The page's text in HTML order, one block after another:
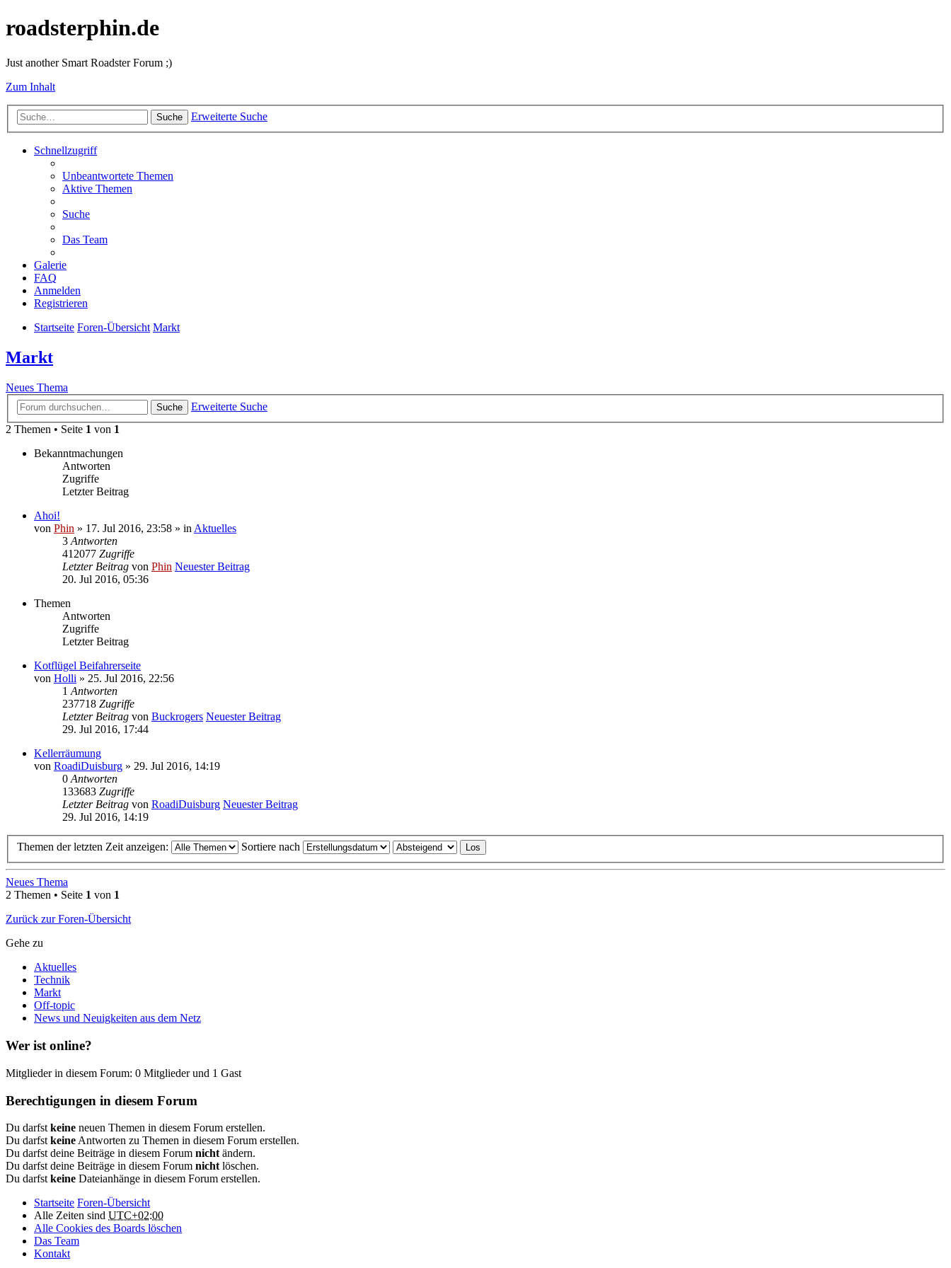
roadsterphin.de
Just another Smart Roadster Forum ;)
Zum Inhalt
Suche Erweiterte Suche
Schnellzugriff
Unbeantwortete Themen
Aktive Themen
Suche
Das Team
Galerie
FAQ
Anmelden
Registrieren
Startseite Foren-Übersicht Markt
Markt
Neues Thema
Suche
Erweiterte Suche
2 Themen • Seite 1 von 1
Bekanntmachungen
Antworten
Zugriffe
Letzter Beitrag
Ahoi!
von Phin » 17. Jul 2016, 23:58 » in Aktuelles
3 Antworten
412077 Zugriffe
Letzter Beitrag von Phin Neuester Beitrag
20. Jul 2016, 05:36
Themen
Antworten
Zugriffe
Letzter Beitrag
Kotflügel Beifahrerseite
von Holli » 25. Jul 2016, 22:56
1 Antworten
237718 Zugriffe
Letzter Beitrag von Buckrogers Neuester Beitrag
29. Jul 2016, 17:44
Kellerräumung
von RoadiDuisburg » 29. Jul 2016, 14:19
0 Antworten
133683 Zugriffe
Letzter Beitrag von RoadiDuisburg Neuester Beitrag
29. Jul 2016, 14:19
Themen der letzten Zeit anzeigen: Sortiere nach
Neues Thema
2 Themen • Seite 1 von 1
Zurück zur Foren-Übersicht
Gehe zu
Aktuelles
Technik
Markt
Off-topic
News und Neuigkeiten aus dem Netz
Wer ist online?
Mitglieder in diesem Forum: 0 Mitglieder und 1 Gast
Berechtigungen in diesem Forum
Du darfst keine neuen Themen in diesem Forum erstellen.
Du darfst keine Antworten zu Themen in diesem Forum erstellen.
Du darfst deine Beiträge in diesem Forum nicht ändern.
Du darfst deine Beiträge in diesem Forum nicht löschen.
Du darfst keine Dateianhänge in diesem Forum erstellen.
Startseite Foren-Übersicht
Alle Zeiten sind UTC+02:00
Alle Cookies des Boards löschen
Das Team
Kontakt